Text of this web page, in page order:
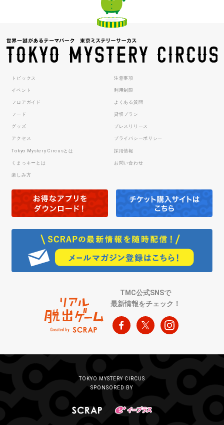
トピックス
イベント
フロアガイド
フード
グッズ
アクセス
Tokyo Mystery Circusとは
くまっキーとは
楽しみ方
注意事項
利用制限
よくある質問
貸切プラン
プレスリリース
プライバシーポリシー
採用情報
お問い合わせ
TMC公式SNSで
最新情報をチェック！
TOKYO MYSTERY CIRCUS
SPONSORED BY